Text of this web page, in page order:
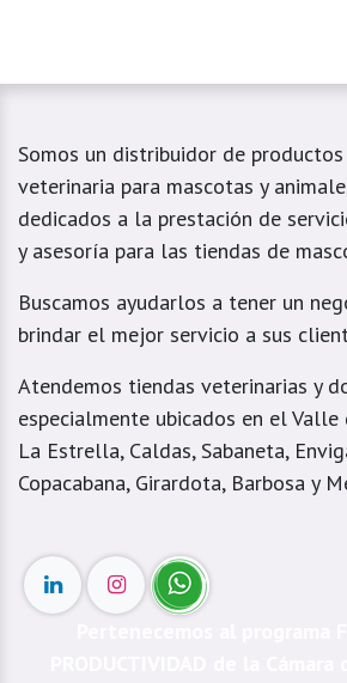
Somos un distribuidor de
veterinaria para mascotas y
dedicados a la prestación de
y asesoría para las tiendas de
Buscamos ayudarlos a tener un
brindar el mejor servicio a sus
Atendemos tiendas veterinarias y
especialmente ubicados en el Valle
La Estrella, Caldas, Sabaneta,
Copacabana, Girardota, Barbosa y